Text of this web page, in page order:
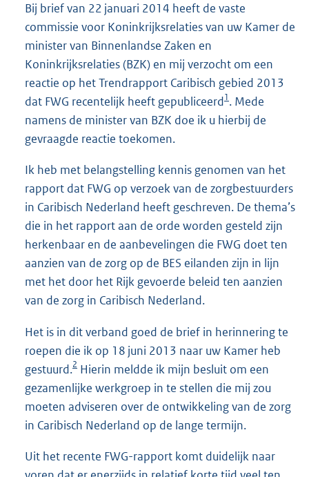
Bij brief van 22 januari 2014 heeft de vaste
commissie voor Koninkrijksrelaties van uw Kamer de
minister van Binnenlandse Zaken en
Koninkrijksrelaties (BZK) en mij verzocht om een
reactie op het Trendrapport Caribisch gebied 2013
dat FWG recentelijk heeft gepubliceerd1. Mede
namens de minister van BZK doe ik u hierbij de
gevraagde reactie toekomen.
Ik heb met belangstelling kennis genomen van het
rapport dat FWG op verzoek van de zorgbestuurders
in Caribisch Nederland heeft geschreven. De thema’s
die in het rapport aan de orde worden gesteld zijn
herkenbaar en de aanbevelingen die FWG doet ten
aanzien van de zorg op de BES eilanden zijn in lijn
met het door het Rijk gevoerde beleid ten aanzien
van de zorg in Caribisch Nederland.
Het is in dit verband goed de brief in herinnering te
roepen die ik op 18 juni 2013 naar uw Kamer heb
gestuurd.2 Hierin meldde ik mijn besluit om een
gezamenlijke werkgroep in te stellen die mij zou
moeten adviseren over de ontwikkeling van de zorg
in Caribisch Nederland op de lange termijn.
Uit het recente FWG-rapport komt duidelijk naar